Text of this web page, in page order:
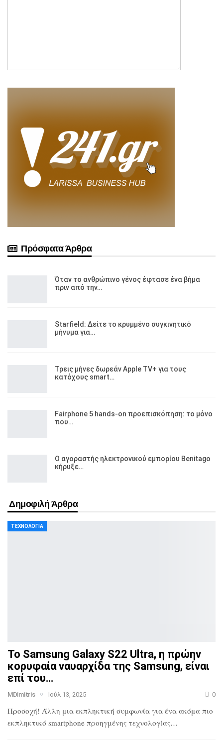
Πρόσφατα Άρθρα
Όταν το ανθρώπινο γένος έφτασε ένα βήμα
πριν από την…
Starfield: Δείτε το κρυμμένο συγκινητικό
μήνυμα για…
Τρεις μήνες δωρεάν Apple TV+ για τους
κατόχους smart…
Fairphone 5 hands-on προεπισκόπηση: το μόνο
που…
Ο αγοραστής ηλεκτρονικού εμπορίου Benitago
κήρυξε…
Δημοφιλή Άρθρα
ΤΕΧΝΟΛΟΓΊΑ
Το Samsung Galaxy S22 Ultra, η πρώην
κορυφαία ναυαρχίδατης Samsung, είναι
επί του…
MDimitris Ιούλ 13, 2025 0
Προσοχή! Άλλη μια εκπληκτική συμφωνία για ένα ακόμα πιο
εκπληκτικό smartphone προηγμένης τεχνολογίας…